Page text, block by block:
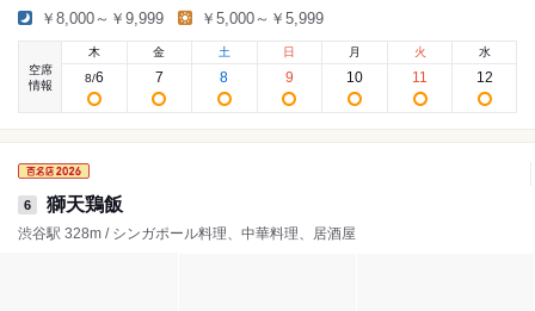
￥8,000～￥9,999 ￥5,000～￥5,999
空席
情報
木
8/6
金
7
土
8
日
9
月
10
火
11
水
12
6 獅天鶏飯
渋谷駅 328m / シンガポール料理、中華料理、居酒屋